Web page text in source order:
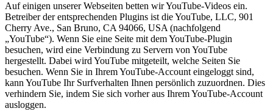
Auf einigen unserer Webseiten betten wir YouTube-Videos ein.
Betreiber der entsprechenden Plugins ist die YouTube, LLC, 901
Cherry Ave., San Bruno, CA 94066, USA (nachfolgend
„YouTube“). Wenn Sie eine Seite mit dem YouTube-Plugin
besuchen, wird eine Verbindung zu Servern von YouTube
hergestellt. Dabei wird YouTube mitgeteilt, welche Seiten Sie
besuchen. Wenn Sie in Ihrem YouTube-Account eingeloggt sind,
kann YouTube Ihr Surfverhalten Ihnen persönlich zuzuordnen. Dies
verhindern Sie, indem Sie sich vorher aus Ihrem YouTube-Account
ausloggen.